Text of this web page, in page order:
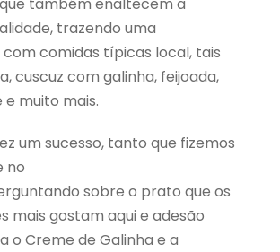
trazendo uma
comidas típicas local, tais
cuscuz com galinha, feijoada,
muito mais.
um sucesso, tanto que fizemos
no
sobre o prato que os
mais gostam aqui e adesão
o Creme de Galinha e a